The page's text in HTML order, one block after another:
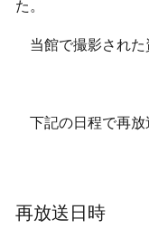
た。
当館で撮影された
下記の日程で再放
再放送日時